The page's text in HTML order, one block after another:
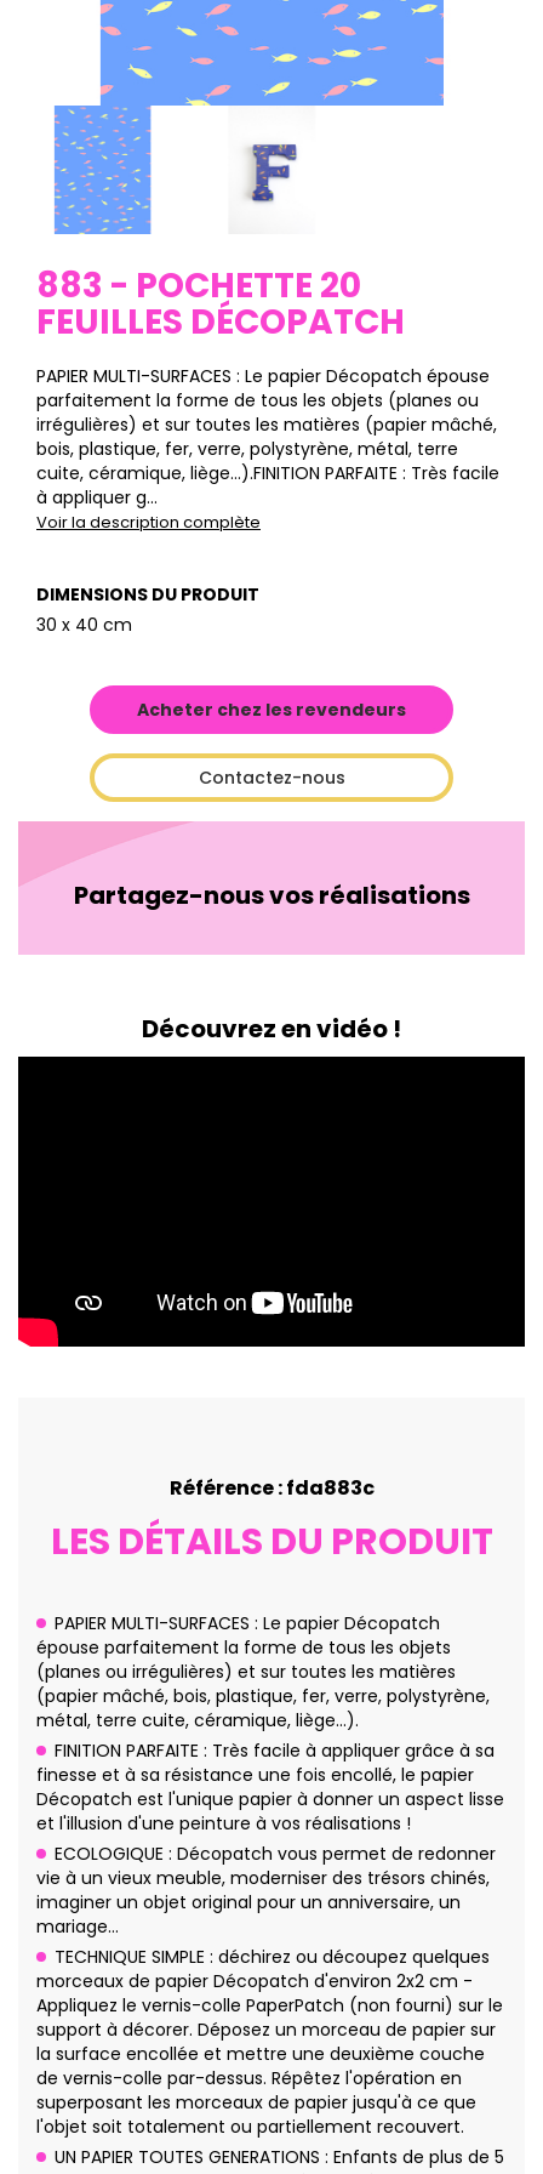
883 - POCHETTE 20
FEUILLES DÉCOPATCH
PAPIER MULTI-SURFACES : Le papier Décopatch épouse
parfaitement la forme de tous les objets (planes ou
irrégulières) et sur toutes les matières (papier mâché,
bois, plastique, fer, verre, polystyrène, métal, terre
cuite, céramique, liège…).FINITION PARFAITE : Très facile
à appliquer g...
Voir la description complète
DIMENSIONS DU PRODUIT
30 x 40 cm
Acheter chez les revendeurs
Contactez-nous
Partagez-nous vos réalisations
Découvrez en vidéo !
Référence : fda883c
LES DÉTAILS DU PRODUIT
PAPIER MULTI-SURFACES : Le papier Décopatch
épouse parfaitement la forme de tous les objets
(planes ou irrégulières) et sur toutes les matières
(papier mâché, bois, plastique, fer, verre, polystyrène,
métal, terre cuite, céramique, liège…).
FINITION PARFAITE : Très facile à appliquer grâce à sa
finesse et à sa résistance une fois encollé, le papier
Décopatch est l'unique papier à donner un aspect lisse
et l'illusion d'une peinture à vos réalisations !
ECOLOGIQUE : Décopatch vous permet de redonner
vie à un vieux meuble, moderniser des trésors chinés,
imaginer un objet original pour un anniversaire, un
mariage…
TECHNIQUE SIMPLE : déchirez ou découpez quelques
morceaux de papier Décopatch d'environ 2x2 cm -
Appliquez le vernis-colle PaperPatch (non fourni) sur le
support à décorer. Déposez un morceau de papier sur
la surface encollée et mettre une deuxième couche
de vernis-colle par-dessus. Répêtez l'opération en
superposant les morceaux de papier jusqu'à ce que
l'objet soit totalement ou partiellement recouvert.
UN PAPIER TOUTES GENERATIONS : Enfants de plus de 5